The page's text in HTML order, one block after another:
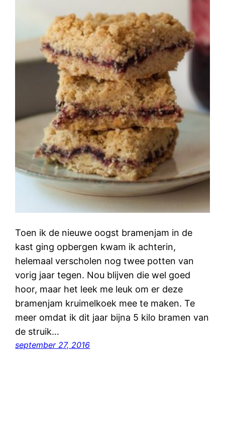
Toen ik de nieuwe oogst bramenjam in de
kast ging opbergen kwam ik achterin,
helemaal verscholen nog twee potten van
vorig jaar tegen. Nou blijven die wel goed
hoor, maar het leek me leuk om er deze
bramenjam kruimelkoek mee te maken. Te
meer omdat ik dit jaar bijna 5 kilo bramen van
de struik…
september 27, 2016